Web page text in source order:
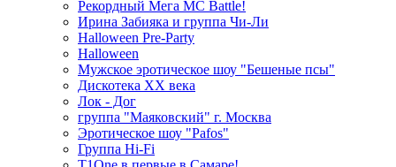
Рекордный Мега МС Battle!
Ирина Забияка и группа Чи-Ли
Halloween Pre-Party
Halloween
Мужское эротическое шоу "Бешеные псы"
Дискотека ХХ века
Лок - Дог
группа "Маяковский" г. Москва
Эротическое шоу "Pafos"
Группа Hi-Fi